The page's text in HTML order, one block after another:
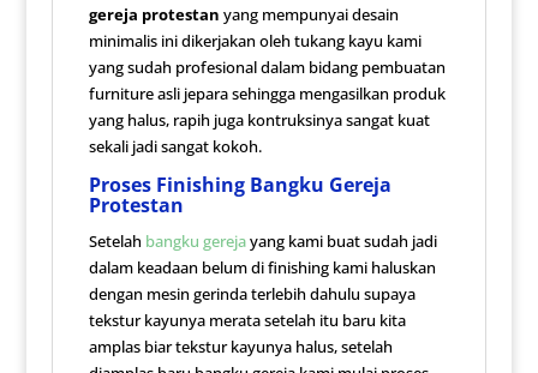
gereja protestan yang mempunyai desain
minimalis ini dikerjakan oleh tukang kayu kami
yang sudah profesional dalam bidang pembuatan
furniture asli jepara sehingga mengasilkan produk
yang halus, rapih juga kontruksinya sangat kuat
sekali jadi sangat kokoh.
Proses Finishing Bangku Gereja
Protestan
Setelah bangku gerejayang kami buat sudah jadi
dalam keadaan belum di finishing kami haluskan
dengan mesin gerinda terlebih dahulu supaya
tekstur kayunya merata setelah itu baru kita
amplas biar tekstur kayunya halus, setelah